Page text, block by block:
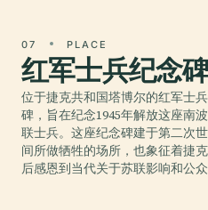
07 PLACE
红军士兵纪念
位于捷克共和国塔博尔的红军士
碑，旨在纪念1945年解放这座南
联士兵。这座纪念碑建于第二次
间所做牺牲的场所，也象征着捷
后感恩到当代关于苏联影响和公